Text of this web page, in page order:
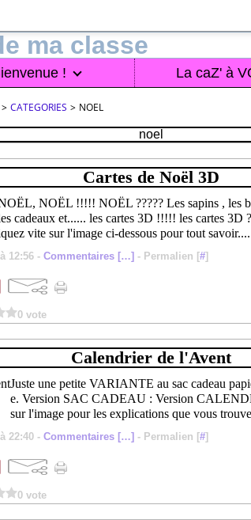
! La caZ' à
> CATEGORIES > NOEL
noel
Cartes de Noël 3D
NOËL !!!!! NOËL ????? Les sapins , les
cadeaux et...... les cartes 3D !!!!! les cartes 3D
vite sur l'image ci-dessous pour tout savoir....
12:56 - Commentaires […] - Permalien [#]
0 vote
Calendrier de l'Avent
Juste une petite VARIANTE au sac cadeau
e. Version SAC CADEAU : Version
sur l'image pour les explications que vous
22:40 - Commentaires […] - Permalien [#]
0 vote